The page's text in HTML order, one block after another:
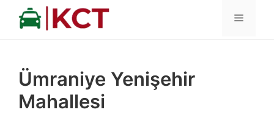
İçeriğe
MENÜ
Ümraniye Yenişehir
Mahallesi